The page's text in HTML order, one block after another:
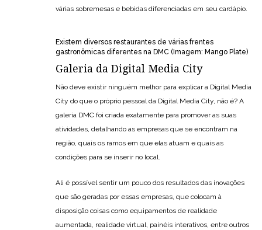
várias sobremesas e bebidas diferenciadas em seu cardápio.
Existem diversos restaurantes de várias frentes
gastronômicas diferentes na DMC (Imagem: Mango Plate)
Galeria da Digital Media City
Não deve existir ninguém melhor para explicar a Digital Media
City do que o próprio pessoal da Digital Media City, não é? A
galeria DMC foi criada exatamente para promover as suas
atividades, detalhando as empresas que se encontram na
região, quais os ramos em que elas atuam e quais as
condições para se inserir no local.
Ali é possível sentir um pouco dos resultados das inovações
que são geradas por essas empresas, que colocam à
disposição coisas como equipamentos de realidade
aumentada, realidade virtual, painéis interativos, entre outros